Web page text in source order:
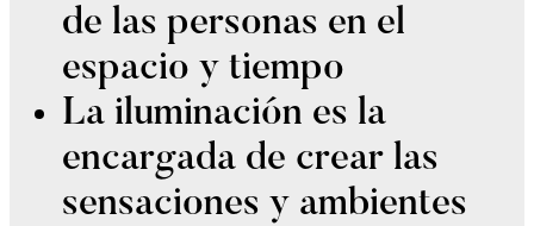
de las personas en el
espacio y tiempo
La iluminación es la
encargada de crear las
sensaciones y ambientes